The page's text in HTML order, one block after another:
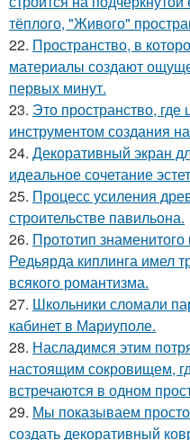
тёплого, "Живого"
22. Пространство, в
материалы создают
первых минут.
23. Это пространство, где
инструментом создания
24. Декоративный экран
идеальное сочетание
25. Процесс усиления
строительстве павильона.
26. Прототип
Редьярда киплинга имел
всякого романтизма.
27. Школьники сломали
кабинет в Мариуполе.
28. Насладимся этим
настоящим сокровищем,
встречаются в одном
29. Мы показываем
создать декоративный